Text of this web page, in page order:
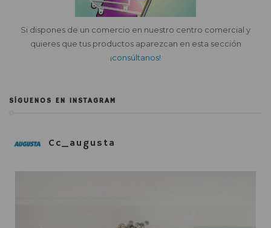
Si dispones de un comercio en nuestro centro comercial y
quieres que tus productos aparezcan en esta sección
¡consúltanos!
SÍGUENOS EN INSTAGRAM
Cc_augusta